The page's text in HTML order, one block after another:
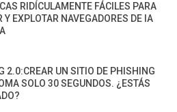
RIDÍCULAMENTE FÁCILES PARA
Y EXPLOTAR NAVEGADORES DE IA
2.0:CREAR UN SITIO DE PHISHING
SOLO 30 SEGUNDOS. ¿ESTÁS